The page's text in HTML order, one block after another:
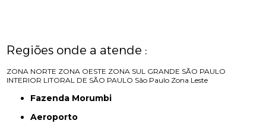
Regiões onde a atende :
ZONA NORTE ZONA OESTE ZONA SUL GRANDE SÃO PAULO
INTERIOR LITORAL DE SÃO PAULO São Paulo Zona Leste
Fazenda Morumbi
Aeroporto